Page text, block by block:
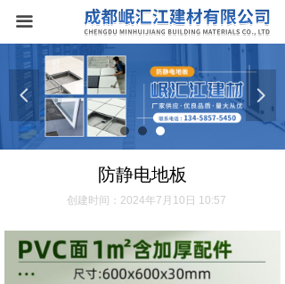
넳 넲
끀
首页
关于我们
产品中心
防静电地板
防静电地板
创建时间： 2024年7月10日 10:57